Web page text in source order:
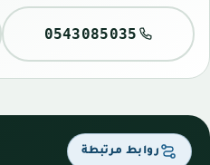
0543085035
روابط مرتبطة